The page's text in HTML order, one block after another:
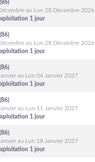
au Lun 28 Décembre 2026
1 jour
au Lun 28 Décembre 2026
1 jour
au Lun 04 Janvier 2027
1 jour
au Lun 11 Janvier 2027
1 jour
au Lun 18 Janvier 2027
1 jour